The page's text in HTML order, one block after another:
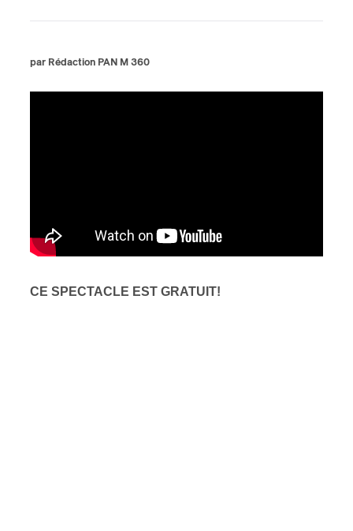
par Rédaction PAN M 360
CE SPECTACLE EST GRATUIT!